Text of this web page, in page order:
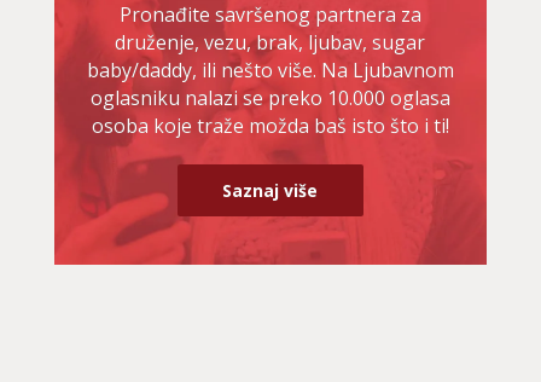
Pronađite savršenog partnera za
druženje, vezu, brak, ljubav, sugar
baby/daddy, ili nešto više. Na Ljubavnom
oglasniku nalazi se preko 10.000 oglasa
osoba koje traže možda baš isto što i ti!
Saznaj više